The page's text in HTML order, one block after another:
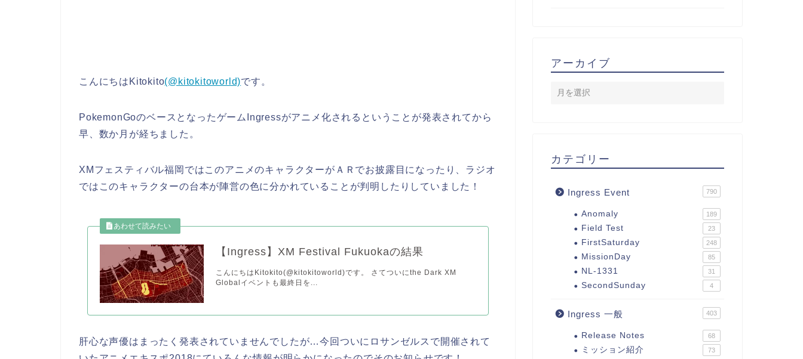
こんにちはKitokito(@kitokitoworld)です。
PokemonGoのベースとなったゲームIngressがアニメ化されるということが発表されてから
早、数か月が経ちました。
XMフェスティバル福岡ではこのアニメのキャラクターがＡＲでお披露目になったり、ラジオ
ではこのキャラクターの台本が陣営の色に分かれていることが判明したりしていました！
【Ingress】XM Festival Fukuokaの結果
こんにちはKitokito(@kitokitoworld)です。 さてついにthe Dark XM
Globalイベントも最終日を...
肝心な声優はまったく発表されていませんでしたが…今回ついにロサンゼルスで開催されて
アーカイブ
カテゴリー
Ingress Event 790
Anomaly 189
Field Test 23
FirstSaturday 248
MissionDay 85
NL-1331 31
SecondSunday 4
Ingress 一般 403
Release Notes 68
ミッション紹介 73